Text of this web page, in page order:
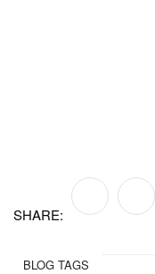
SHARE:
BLOG TAGS